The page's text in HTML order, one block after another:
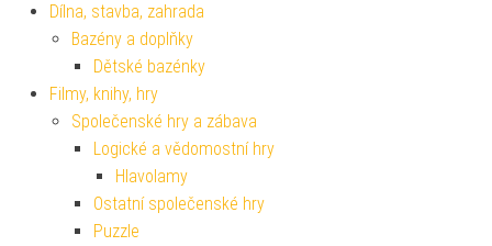
Dílna, stavba, zahrada
Bazény a doplňky
Dětské bazénky
Filmy, knihy, hry
Společenské hry a zábava
Logické a vědomostní hry
Hlavolamy
Ostatní společenské hry
Puzzle